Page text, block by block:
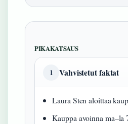
PIKAKATSAUS
1 Vahvistetut faktat
Laura Sten aloittaa
Kauppa avoinna ma–la